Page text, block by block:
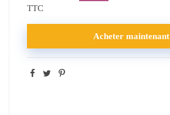
TTC
Acheter maintenant